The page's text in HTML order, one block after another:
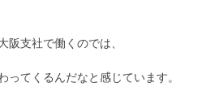
阪支社で働くのでは、
ってくるんだなと感じています。